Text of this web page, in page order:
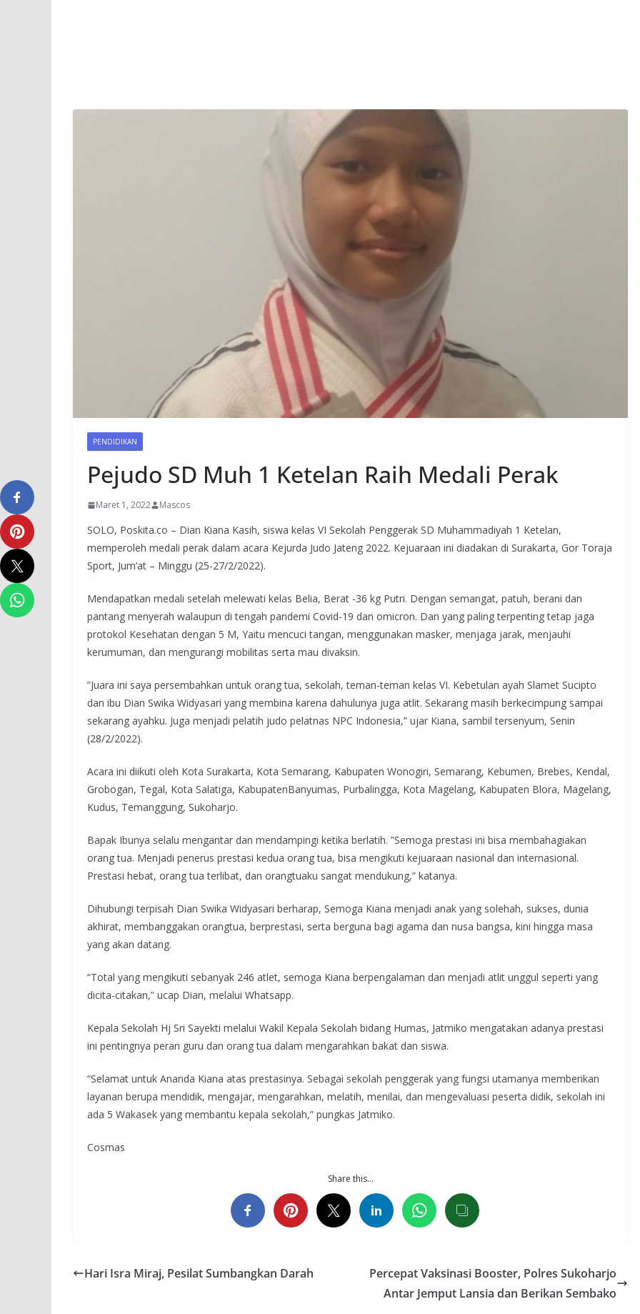
PENDIDIKAN
Pejudo SD Muh 1 Ketelan Raih Medali Perak
Maret 1, 2022 Mascos
SOLO, Poskita.co – Dian Kiana Kasih, siswa kelas VI Sekolah Penggerak SD Muhammadiyah 1 Ketelan,
memperoleh medali perak dalam acara Kejurda Judo Jateng 2022. Kejuaraan ini diadakan di Surakarta, Gor Toraja
Sport, Jum’at – Minggu (25-27/2/2022).
Mendapatkan medali setelah melewati kelas Belia, Berat -36 kg Putri. Dengan semangat, patuh, berani dan
pantang menyerah walaupun di tengah pandemi Covid-19 dan omicron. Dan yang paling terpenting tetap jaga
protokol Kesehatan dengan 5 M, Yaitu mencuci tangan, menggunakan masker, menjaga jarak, menjauhi
kerumuman, dan mengurangi mobilitas serta mau divaksin.
”Juara ini saya persembahkan untuk orang tua, sekolah, teman-teman kelas VI. Kebetulan ayah Slamet Sucipto
dan ibu Dian Swika Widyasari yang membina karena dahulunya juga atlit. Sekarang masih berkecimpung sampai
sekarang ayahku. Juga menjadi pelatih judo pelatnas NPC Indonesia,” ujar Kiana, sambil tersenyum, Senin
(28/2/2022).
Acara ini diikuti oleh Kota Surakarta, Kota Semarang, Kabupaten Wonogiri, Semarang, Kebumen, Brebes, Kendal,
Grobogan, Tegal, Kota Salatiga, KabupatenBanyumas, Purbalingga, Kota Magelang, Kabupaten Blora, Magelang,
Kudus, Temanggung, Sukoharjo.
Bapak Ibunya selalu mengantar dan mendampingi ketika berlatih. ”Semoga prestasi ini bisa membahagiakan
orang tua. Menjadi penerus prestasi kedua orang tua, bisa mengikuti kejuaraan nasional dan internasional.
Prestasi hebat, orang tua terlibat, dan orangtuaku sangat mendukung,” katanya.
Dihubungi terpisah Dian Swika Widyasari berharap, Semoga Kiana menjadi anak yang solehah, sukses, dunia
akhirat, membanggakan orangtua, berprestasi, serta berguna bagi agama dan nusa bangsa, kini hingga masa
yang akan datang.
“Total yang mengikuti sebanyak 246 atlet, semoga Kiana berpengalaman dan menjadi atlit unggul seperti yang
dicita-citakan,” ucap Dian, melalui Whatsapp.
Kepala Sekolah Hj Sri Sayekti melalui Wakil Kepala Sekolah bidang Humas, Jatmiko mengatakan adanya prestasi
ini pentingnya peran guru dan orang tua dalam mengarahkan bakat dan siswa.
“Selamat untuk Ananda Kiana atas prestasinya. Sebagai sekolah penggerak yang fungsi utamanya memberikan
layanan berupa mendidik, mengajar, mengarahkan, melatih, menilai, dan mengevaluasi peserta didik, sekolah ini
ada 5 Wakasek yang membantu kepala sekolah,” pungkas Jatmiko.
Cosmas
Share this…
Hari Isra Miraj, Pesilat Sumbangkan Darah
Percepat Vaksinasi Booster, Polres Sukoharjo
Antar Jemput Lansia dan Berikan Sembako